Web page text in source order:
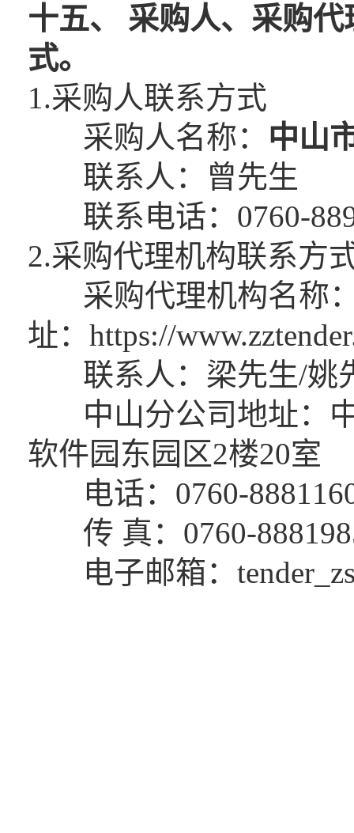
十五、 采购人、采购
式。
1.采购人联系方式
采购人名称： 中山
联系人：曾先生
联系电话：0760-
2.采购代理机构联系方
采购代理机构名称
址：https://
联系人：梁先生/姚
中山分公司地址：中
软件园东园区2楼20室
电话：0760-
传 真：0760-
电子邮箱：